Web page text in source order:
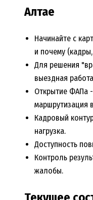
Алтае
Начинайте с
и почему
Для решения
выездная
Открытие ФАПа
маршрутизация
Кадровый
нагрузка.
Доступность
Контроль
жалобы.